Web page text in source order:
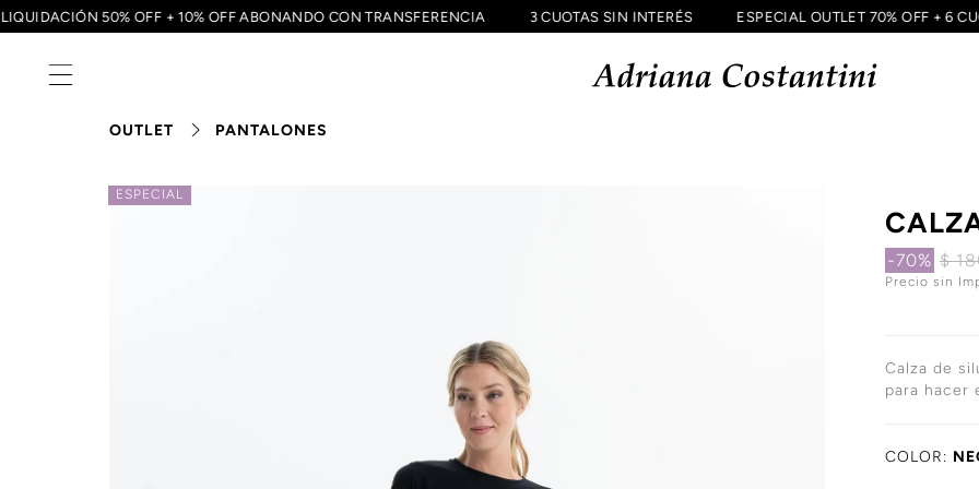
LIQUIDACIÓN 50% OFF + 10% OFF ABONANDO CON TRANSFERENCIA 3 CUOTAS SIN INTERÉS ESPECIAL OUTLET 70% OFF +
OUTLET PANTALONES
ESPECIAL
-70% $
Precio sin
Calza de
para hacer
COLOR: